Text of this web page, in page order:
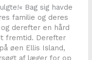
Bag sig havde
familie og deres
derefter en hård
fremtid. Derefter
øen Ellis Island,
af læger for op